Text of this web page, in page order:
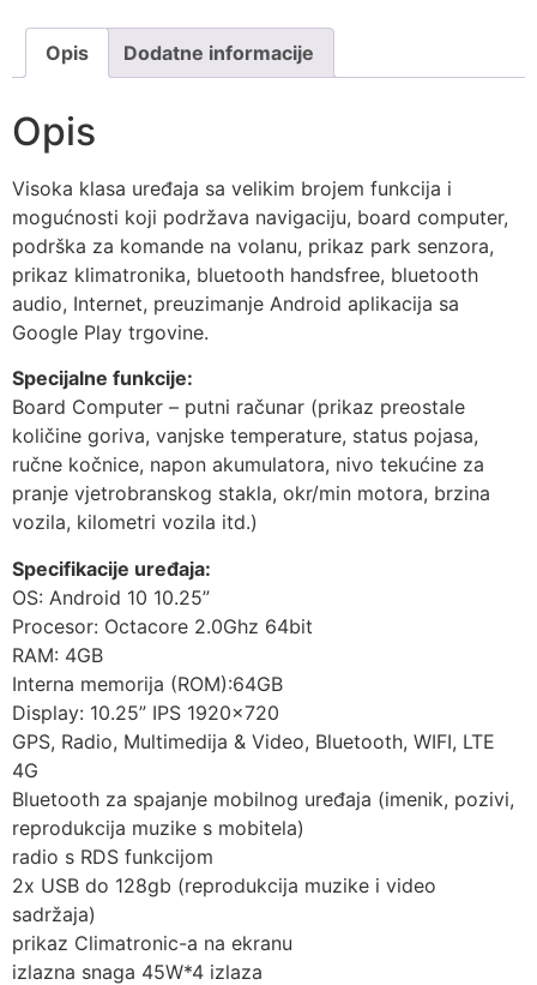
X156
Android
količina
Opis Dodatne informacije
Opis
Visoka klasa uređaja sa velikim brojem funkcija i
mogućnosti koji podržava navigaciju, board computer,
podrška za komande na volanu, prikaz park senzora,
prikaz klimatronika, bluetooth handsfree, bluetooth
audio, Internet, preuzimanje Android aplikacija sa
Google Play trgovine.
Specijalne funkcije:
Board Computer – putni računar (prikaz preostale
količine goriva, vanjske temperature, status pojasa,
ručne kočnice, napon akumulatora, nivo tekućine za
pranje vjetrobranskog stakla, okr/min motora, brzina
vozila, kilometri vozila itd.)
Specifikacije uređaja:
OS: Android 10 10.25”
Procesor: Octacore 2.0Ghz 64bit
RAM: 4GB
Interna memorija (ROM):64GB
Display: 10.25” IPS 1920×720
GPS, Radio, Multimedija & Video, Bluetooth, WIFI, LTE
4G
Bluetooth za spajanje mobilnog uređaja (imenik, pozivi,
reprodukcija muzike s mobitela)
radio s RDS funkcijom
2x USB do 128gb (reprodukcija muzike i video
sadržaja)
prikaz Climatronic-a na ekranu
izlazna snaga 45W*4 izlaza